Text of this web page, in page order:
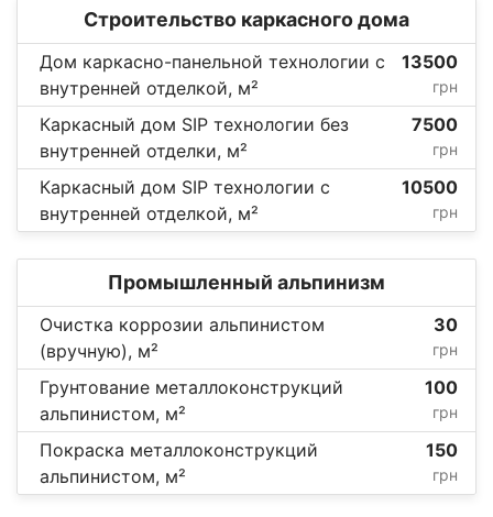
Строительство каркасного дома
Дом каркасно-панельной технологии с
внутренней отделкой, м²
13500
грн
Каркасный дом SIP технологии без
внутренней отделки, м²
7500
грн
Каркасный дом SIP технологии с
внутренней отделкой, м²
10500
грн
Промышленный альпинизм
Очистка коррозии альпинистом
(вручную), м²
30
грн
Грунтование металлоконструкций
альпинистом, м²
100
грн
Покраска металлоконструкций
альпинистом, м²
150
грн